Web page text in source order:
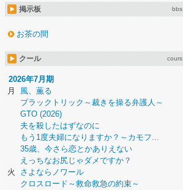
掲示板 bbs
お茶の間
クール cours
2026年7月期
月
風、薫る
ブラックトリック～裁きを操る弁護人～
GTO (2026)
夫を殺したはずなのに
もう1度夫婦になりますか？～カモフ...
35歳、今さら恋とかありえない
えっちなお尻じゃダメですか？
火
さよならノワール
クロスロード～救命救急の約束～